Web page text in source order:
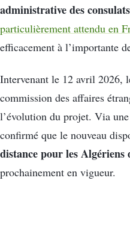
administrative des consulats
particulièrement attendu en
efficacement à l’importante
Intervenant le 12 avril 2026,
commission des affaires
l’évolution du projet. Via
confirmé que le nouveau
distance pour les Algériens
prochainement en vigueur.